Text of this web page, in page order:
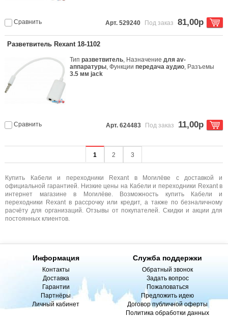
Купить Кабели и переходники Rexant в Могилёве с доставкой и
официальной гарантией. Низкие цены на Кабели и переходники Rexant в
интернет магазине в Могилёве. Возможность купить Кабели и
переходники Rexant в рассрочку или кредит, а также по безналичному
расчёту для организаций. Отзывы от покупателей. Скидки и акции для
постоянных клиентов.
Сравнить Арт. 529240 Под заказ 81,00р
Разветвитель Rexant 18-1102
Типразветвитель, Назначениедля av-
аппаратуры, Функциипередача аудио, Разъемы
3.5 мм jack
Сравнить Арт. 624483 Под заказ 11,00р
1 2 3
Информация
Контакты
Доставка
Гарантии
Партнёры
Личный кабинет
Служба поддержки
Обратный звонок
Задать вопрос
Пожаловаться
Предложить идею
Договор публичной оферты
Политика обработки данных